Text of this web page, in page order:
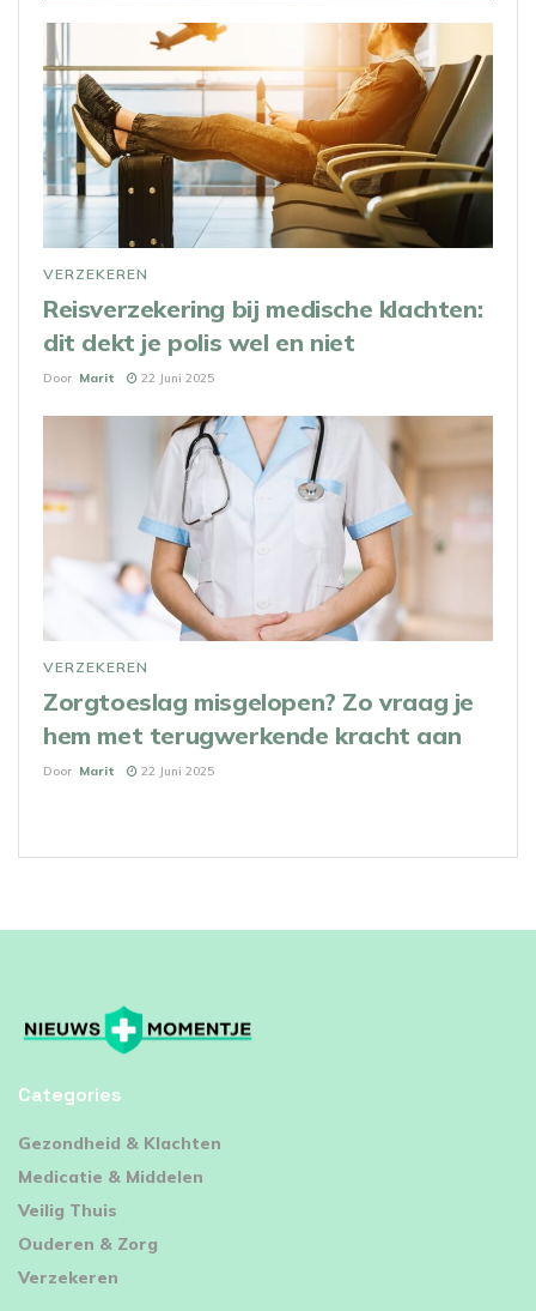
VERZEKEREN
Reisverzekering bij medische klachten:
dit dekt je polis wel en niet
Door Marit 22 Juni 2025
VERZEKEREN
Zorgtoeslag misgelopen? Zo vraag je
hem met terugwerkende kracht aan
Door Marit 22 Juni 2025
Categories
⁠Gezondheid & Klachten
Medicatie & Middelen
Veilig Thuis
Ouderen & Zorg
Verzekeren